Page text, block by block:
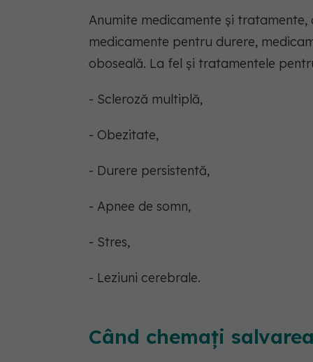
Anumite medicamente și
medicamente pentru durere,
oboseală. La fel și tratamentele
- Scleroză multiplă,
- Obezitate,
- Durere persistentă,
- Apnee de somn,
- Stres,
- Leziuni cerebrale.
Când chemați salvarea